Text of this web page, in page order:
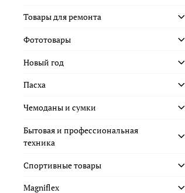
Товары для ремонта
Фототовары
Новый год
Пасха
Чемоданы и сумки
Бытовая и профессиональная
техника
Спортивные товары
Magniflex